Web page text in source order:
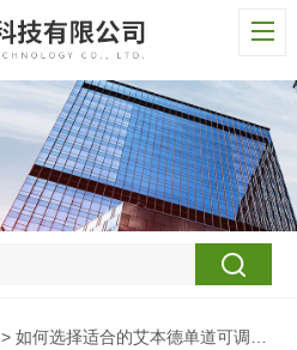
> 如何选择适合的艾本德单道可调移液器？